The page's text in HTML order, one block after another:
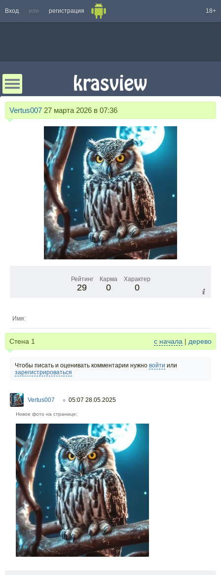
Вход или регистрация 18+
Vertus007 27 марта 2026 в 07:36
Рейтинг
29
Карма
0
Характер
0
Имя:
Стена 1 с начала | дерево
Чтобы писать и оценивать комментарии нужно войти или
зарегистрироваться
Vertus007 ○ 05:07 28.05.2025
Новое фото на странице: